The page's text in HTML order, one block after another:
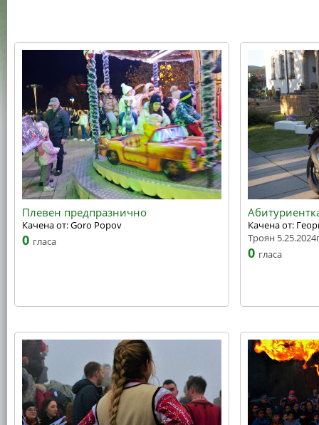
Плевен предпразнично
Качена от: Goro Popov
0 гласа
Качена от:
Троян
0 гласа